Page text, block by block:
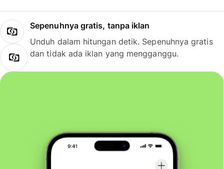
Sepenuhnya gratis, tanpa iklan
Unduh dalam hitungan detik. Sepenuhnya gratis
dan tidak ada iklan yang mengganggu.